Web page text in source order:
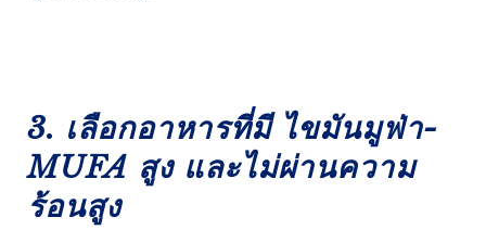
3. เลือกอาหารที่มี ไขมันมูฟ่า-
MUFA สูง และไม่ผ่านความ
ร้อนสูง